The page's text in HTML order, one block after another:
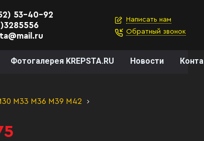
53-40-92
Написать нам
Обратный звонок
Фотогалерея KREPSTA.RU Новости
М33 М36 М39 М42